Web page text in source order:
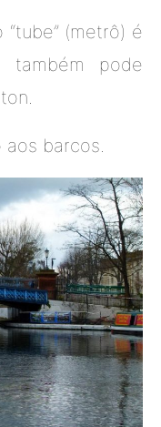
(metrô) é
também pode
barcos.